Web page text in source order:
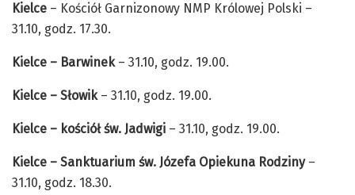
Kielce – Kościół Garnizonowy NMP Królowej Polski –
31.10, godz. 17.30.
Kielce – Barwinek– 31.10, godz. 19.00.
Kielce – Słowik– 31.10, godz. 19.00.
Kielce – kościół św. Jadwigi – 31.10, godz. 19.00.
Kielce – Sanktuarium św. Józefa Opiekuna Rodziny–
31.10, godz. 18.30.